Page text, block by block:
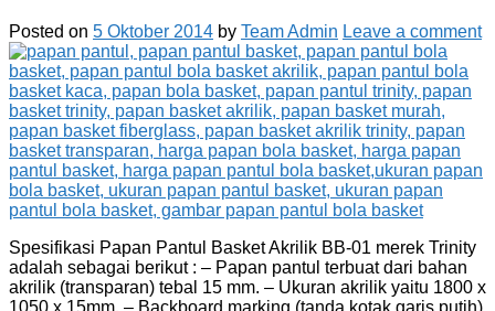
Posted on 5 Oktober 2014 by Team Admin Leave a comment
Spesifikasi Papan Pantul Basket Akrilik BB-01 merek Trinity
adalah sebagai berikut : – Papan pantul terbuat dari bahan
akrilik (transparan) tebal 15 mm. – Ukuran akrilik yaitu 1800 x
1050 x 15mm. – Backboard marking (tanda kotak garis putih)